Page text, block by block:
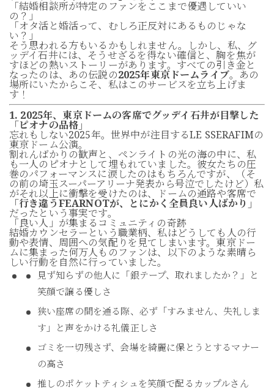
「結婚相談所が特定のファンをここまで優遇していい
の？」
「オタ活と婚活って、むしろ正反対にあるものじゃな
い？」
そう思われる方もいるかもしれません。しかし、私、グ
ッデイ石井には、そうせざるを得ない確信と、胸を焦が
すほどの熱いストーリーがあります。すべての引き金と
なったのは、あの伝説の2025年東京ドームライブ。あの
場所にいたからこそ、私はこのサービスを立ち上げま
す！
1. 2025年、東京ドームの客席でグッデイ石井が目撃した
「ピオナの品格」
忘れもしない2025年。世界中が注目するLE SSERAFIMの
東京ドーム公演。
割れんばかりの歓声と、ペンライトの光の海の中に、私
も一人のピオナとして埋もれていました。彼女たちの圧
巻のパフォーマンスに涙したのはもちろんですが、（そ
の前の埼玉スーパーアリーナ発表から号泣でしたけど）私
がそれ以上に衝撃を受けたのは、ドームの通路や客席で
「行き違うFEARNOTが、とにかく全員良い人ばかり」
だったという事実です。
「良い人」が集まるコミュニティの奇跡
結婚カウンセラーという職業柄、私はどうしても人の行
動や表情、周囲への気配りを見てしまいます。東京ドー
ムに集まった何万人ものファンは、以下のような素晴ら
しい行動を自然に行っていました。
見ず知らずの他人に「銀テープ、取れましたか？」と
笑顔で譲る優しさ
狭い座席の間を通る際、必ず「すみません、失礼しま
す」と声をかける礼儀正しさ
ゴミを一切残さず、会場を綺麗に保とうとするマナー
の高さ
推しのポケットティシュを笑顔で配るカップルさん